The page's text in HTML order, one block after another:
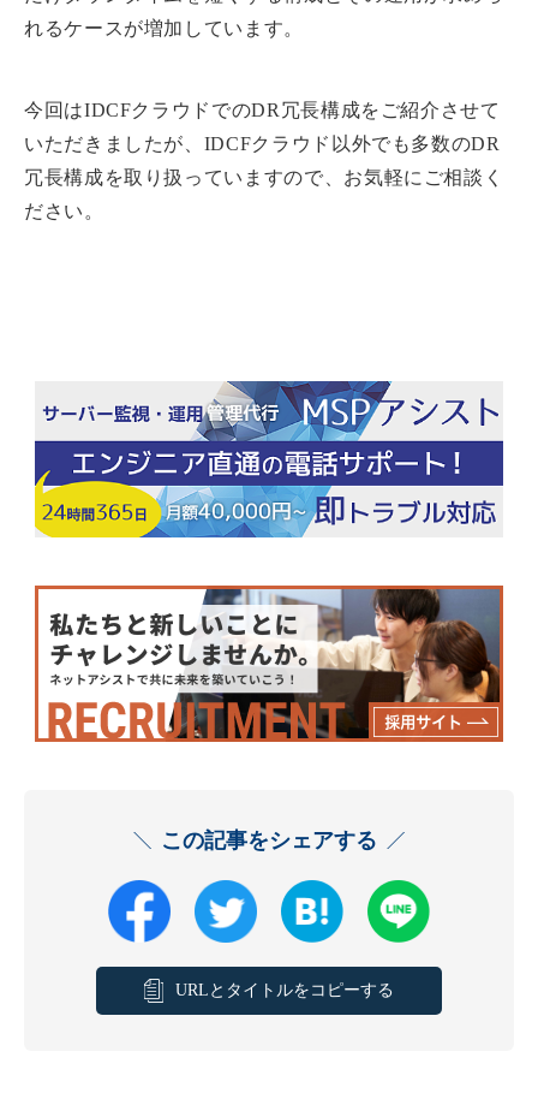
れるケースが増加しています。
今回はIDCFクラウドでのDR冗長構成をご紹介させて
いただきましたが、IDCFクラウド以外でも多数のDR
冗長構成を取り扱っていますので、お気軽にご相談く
ださい。
この記事をシェアする
URLとタイトルをコピーする